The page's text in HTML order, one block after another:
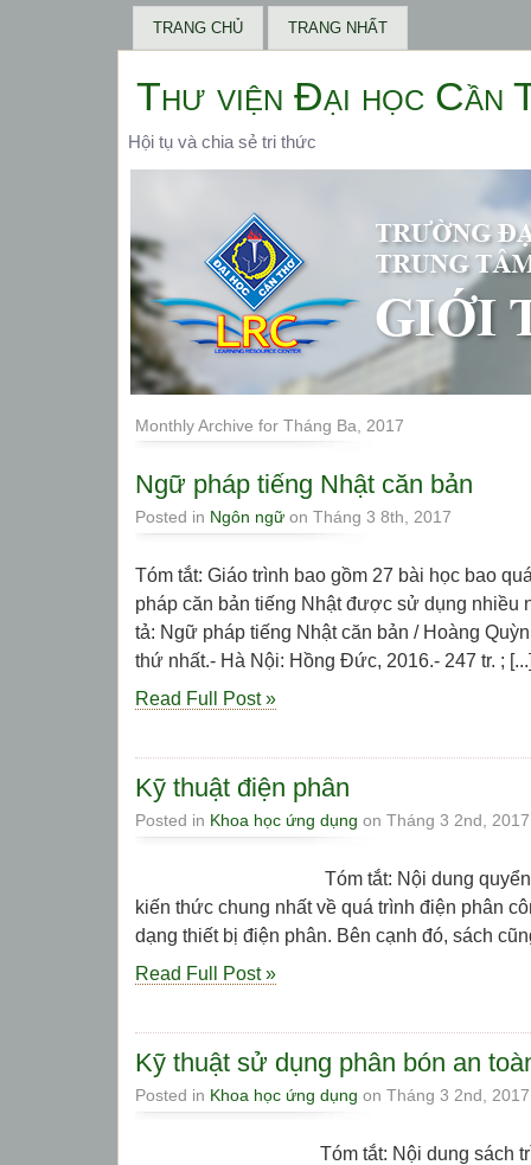
TRANG CHỦ TRANG NHẤT
Thư viện Đại học Cần
Hội tụ và chia sẻ tri thức
Monthly Archive for Tháng Ba, 2017
Ngữ pháp tiếng Nhật căn bản
Posted in Ngôn ngữ on Tháng 3 8th, 2017
Tóm tắt: Giáo trình bao gồm 27 bài học bao
pháp căn bản tiếng Nhật được sử dụng nhiều
tả: Ngữ pháp tiếng Nhật căn bản / Hoàng
thứ nhất.- Hà Nội: Hồng Đức, 2016.- 247 tr. ;
Read Full Post »
Kỹ thuật điện phân
Posted in Khoa học ứng dụng on Tháng 3 2nd, 2017
Tóm tắt: Nội dung quyển sách
kiến thức chung nhất về quá trình điện phân
dạng thiết bị điện phân. Bên cạnh đó, sách
Read Full Post »
Kỹ thuật sử dụng phân bón an
Posted in Khoa học ứng dụng on Tháng 3 2nd, 2017
Tóm tắt: Nội dung sách trình